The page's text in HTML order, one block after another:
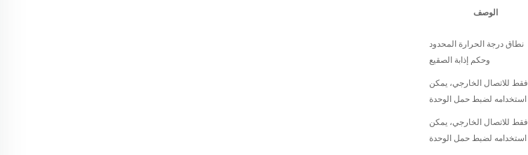
الوصف
نطاق درجة الحرارة المحدود
وحكم إذابة الصقيع
فقط للاتصال الخارجي، يمكن
استخدامه لضبط حمل الوحدة
فقط للاتصال الخارجي، يمكن
استخدامه لضبط حمل الوحدة